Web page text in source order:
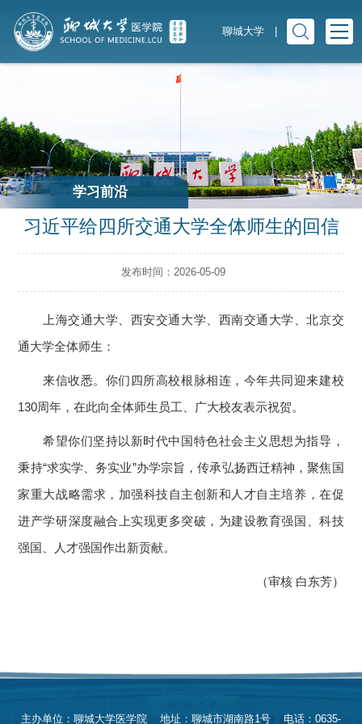
聊城大学
学习前沿
习近平给四所交通大学全体师生的回信
发布时间：2026-05-09
上海交通大学、西安交通大学、西南交通大学、北京交
通大学全体师生：
来信收悉。你们四所高校根脉相连，今年共同迎来建校
130周年，在此向全体师生员工、广大校友表示祝贺。
希望你们坚持以新时代中国特色社会主义思想为指导，
秉持“求实学、务实业”办学宗旨，传承弘扬西迁精神，聚焦国
家重大战略需求，加强科技自主创新和人才自主培养，在促
进产学研深度融合上实现更多突破，为建设教育强国、科技
强国、人才强国作出新贡献。
（审核 白东芳）
主办单位：聊城大学医学院 地址：聊城市湖南路1号 电话：0635-